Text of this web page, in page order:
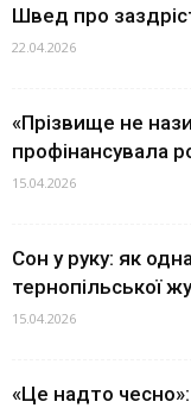
Швед про
22.04.2026
«Прізвище не
профінансувала
15.04.2026
Сон у руку: як
тернопільської
15.04.2026
«Це надто